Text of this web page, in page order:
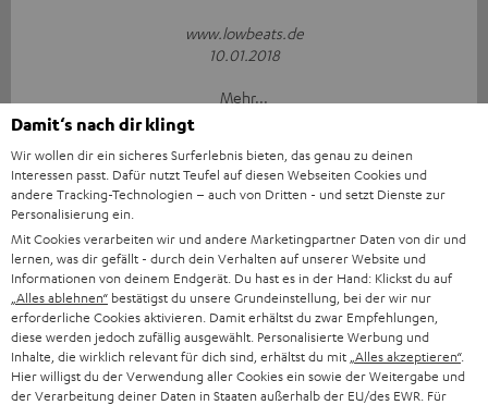
www.lowbeats.de
10.01.2018
Mehr...
„Der One M tritt stattlich auf.“
Area DVD
02.07.2018
Mehr...
Damit‘s nach dir klingt
Wir wollen dir ein sicheres Surferlebnis bieten, das genau zu deinen
Interessen passt. Dafür nutzt Teufel auf diesen Webseiten Cookies und
andere Tracking-Technologien – auch von Dritten - und setzt Dienste zur
Personalisierung ein.
Mit Cookies verarbeiten wir und andere Marketingpartner Daten von dir und
lernen, was dir gefällt - durch dein Verhalten auf unserer Website und
Informationen von deinem Endgerät. Du hast es in der Hand: Klickst du auf
„Alles ablehnen“ bestätigst du unsere Grundeinstellung, bei der wir nur
erforderliche Cookies aktivieren. Damit erhältst du zwar Empfehlungen,
diese werden jedoch zufällig ausgewählt. Personalisierte Werbung und
Inhalte, die wirklich relevant für dich sind, erhältst du mit „Alles akzeptieren“.
Hier willigst du der Verwendung aller Cookies ein sowie der Weitergabe und
der Verarbeitung deiner Daten in Staaten außerhalb der EU/des EWR. Für